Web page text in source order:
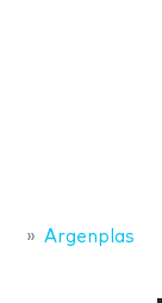
Argenplas